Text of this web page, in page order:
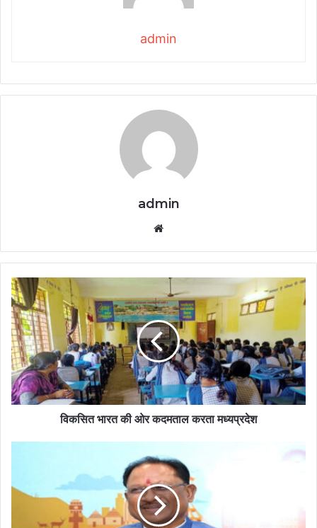
admin
admin
विकसित भारत की ओर कदमताल करता मध्यप्रदेश